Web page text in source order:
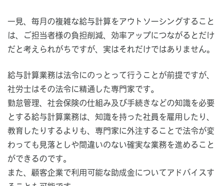
一見、毎月の複雑な給与計算をアウトソーシングすること
は、ご担当者様の負担削減、効率アップにつながるとだけ
だと考えられがちですが、実はそれだけではありません。
給与計算業務は法令にのっとって行うことが前提ですが、
社労士はその法令に精通した専門家です。
勤怠管理、社会保険の仕組み及び手続きなどの知識を必要
とする給与計算業務は、知識を持った社員を雇用したり、
教育したりするよりも、専門家に外注することで法令が変
わっても見落としや間違いのない確実な業務を進めること
ができるのです。
また、顧客企業で利用可能な助成金についてアドバイスす